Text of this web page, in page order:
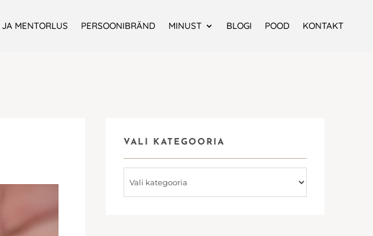
MENTORLUS PERSOONIBRÄND MINUST BLOGI POOD KONTAKT
VALI KATEGOORIA
kategooria